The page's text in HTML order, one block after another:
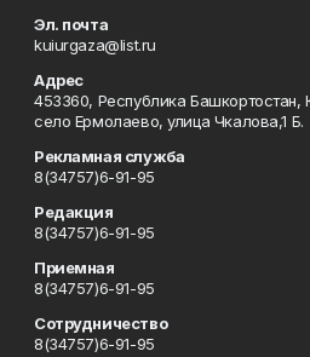
Эл. почта
kuiurgaza@list.ru
Адрес
453360, Республика Башкортостан,
село Ермолаево, улица Чкалова,1 Б.
Рекламная служба
8(34757)6-91-95
Редакция
8(34757)6-91-95
Приемная
8(34757)6-91-95
Сотрудничество
8(34757)6-91-95